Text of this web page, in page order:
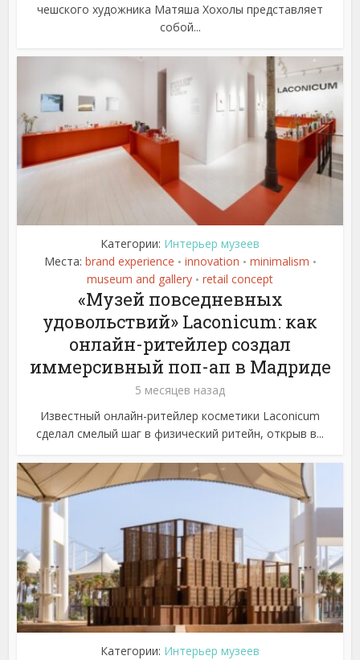
чешского художника Матяша Хохолы представляет
собой...
Категории: Интерьер музеев
Места: brand experience • innovation • minimalism •
museum and gallery • retail concept
«Музей повседневных
удовольствий» Laconicum: как
онлайн-ритейлер создал
иммерсивный поп-ап в Мадриде
5 месяцев назад
Известный онлайн-ритейлер косметики Laconicum
сделал смелый шаг в физический ритейн, открыв в...
Категории: Интерьер музеев